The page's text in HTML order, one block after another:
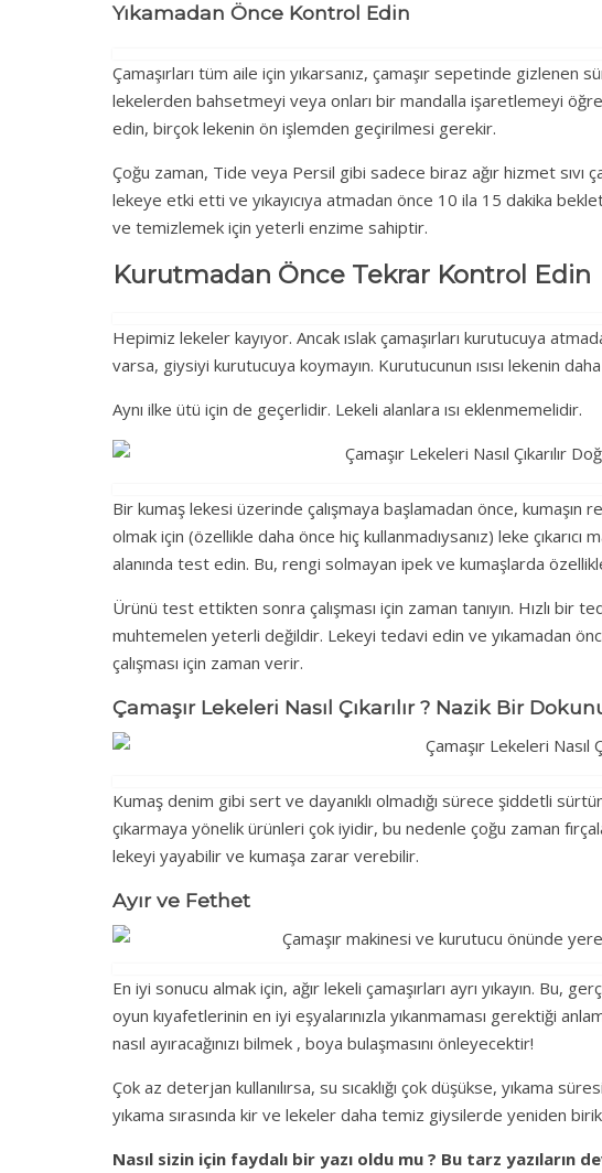
Yıkamadan Önce Kontrol Edin
Çamaşırları tüm aile için yıkarsanız, çamaşır sepetinde gizlenen
lekelerden bahsetmeyi veya onları bir mandalla işaretlemeyi
edin, birçok lekenin ön işlemden geçirilmesi gerekir.
Çoğu zaman, Tide veya Persil gibi sadece biraz ağır hizmet sıvı
lekeye etki etti ve yıkayıcıya atmadan önce 10 ila 15 dakika
ve temizlemek için yeterli enzime sahiptir.
Kurutmadan Önce Tekrar Kontrol Edin
Hepimiz lekeler kayıyor. Ancak ıslak çamaşırları kurutucuya
varsa, giysiyi kurutucuya koymayın. Kurutucunun ısısı lekenin daha
Aynı ilke ütü için de geçerlidir. Lekeli alanlara ısı eklenmemelidir.
Bir kumaş lekesi üzerinde çalışmaya başlamadan önce,
olmak için (özellikle daha önce hiç kullanmadıysanız) leke
alanında test edin. Bu, rengi solmayan ipek ve kumaşlarda
Ürünü test ettikten sonra çalışması için zaman tanıyın. Hızlı bir
muhtemelen yeterli değildir. Lekeyi tedavi edin ve yıkamadan
çalışması için zaman verir.
Çamaşır Lekeleri Nasıl Çıkarılır ? Nazik Bir
Kumaş denim gibi sert ve dayanıklı olmadığı sürece şiddetli
çıkarmaya yönelik ürünleri çok iyidir, bu nedenle çoğu zaman
lekeyi yayabilir ve kumaşa zarar verebilir.
Ayır ve Fethet
En iyi sonucu almak için, ağır lekeli çamaşırları ayrı yıkayın. Bu,
oyun kıyafetlerinin en iyi eşyalarınızla yıkanmaması gerektiği
nasıl ayıracağınızı bilmek , boya bulaşmasını önleyecektir!
Çok az deterjan kullanılırsa, su sıcaklığı çok düşükse, yıkama
yıkama sırasında kir ve lekeler daha temiz giysilerde yeniden
Nasıl sizin için faydalı bir yazı oldu mu ? Bu tarz yazıların